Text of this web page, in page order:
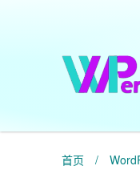
首页 /